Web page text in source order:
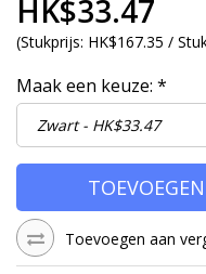
HK$33.47
(Stukprijs: HK$167.35 /
Maak een keuze: *
Toevoegen aan